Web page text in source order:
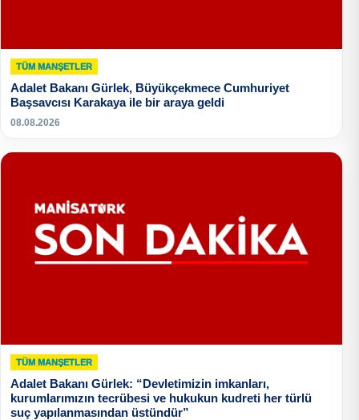
TÜM MANŞETLER
Adalet Bakanı Gürlek, Büyükçekmece Cumhuriyet
Başsavcısı Karakaya ile bir araya geldi
08.08.2026
TÜM MANŞETLER
Adalet Bakanı Gürlek: “Devletimizin imkanları,
kurumlarımızın tecrübesi ve hukukun kudreti her türlü
suç yapılanmasından üstündür”